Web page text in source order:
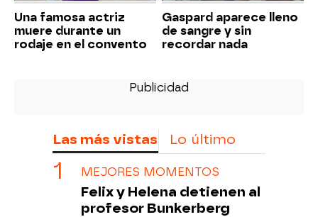
Una famosa actriz
muere durante un
rodaje en el convento
Gaspard aparece lleno
de sangre y sin
recordar nada
Las más vistas Lo último
MEJORES MOMENTOS
Felix y Helena detienen al
profesor Bunkerberg